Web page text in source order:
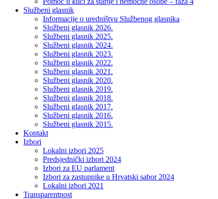
Službeni glasnik
Informacije o uredništvu Službenog glasnika
Službeni glasnik 2026.
Službeni glasnik 2025.
Službeni glasnik 2024.
Službeni glasnik 2023.
Službeni glasnik 2022.
Službeni glasnik 2021.
Službeni glasnik 2020.
Službeni glasnik 2019.
Službeni glasnik 2018.
Službeni glasnik 2017.
Službeni glasnik 2016.
Službeni glasnik 2015.
Kontakt
Izbori
Lokalni izbori 2025
Predsjednički izbori 2024
Izbori za EU parlament
Izbori za zastupnike u Hrvatski sabor 2024
Lokalni izbori 2021
Transparentnost